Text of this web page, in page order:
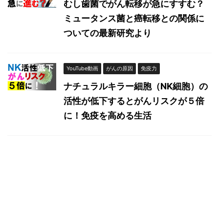
むし歯菌でがん転移が急にすすむ？
ミュータンス菌と癌転移との関係に
ついての最新研究より
YouTube動画 がんの原因 免疫力
ナチュラルキラー細胞（NK細胞）の
活性が低下するとがんリスクが５倍
に！免疫を高める生活